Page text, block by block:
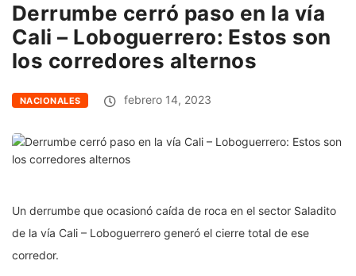
Derrumbe cerró paso en la vía
Cali – Loboguerrero: Estos son
los corredores alternos
NACIONALES febrero 14, 2023
Un derrumbe que ocasionó caída de roca en el sector Saladito
de la vía Cali – Loboguerrero generó el cierre total de ese
corredor.